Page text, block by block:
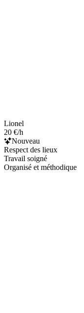
Lionel
20 €/h
Nouveau
Respect des lieux
Travail soigné
Organisé et méthodique